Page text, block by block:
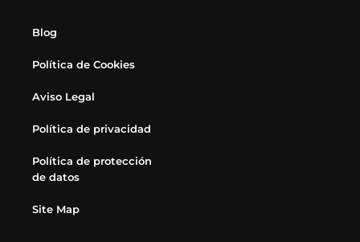
Blog
Política de Cookies
Aviso Legal
Política de privacidad
Política de protección
de datos
Site Map